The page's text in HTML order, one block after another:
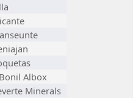
Albox
Minerals